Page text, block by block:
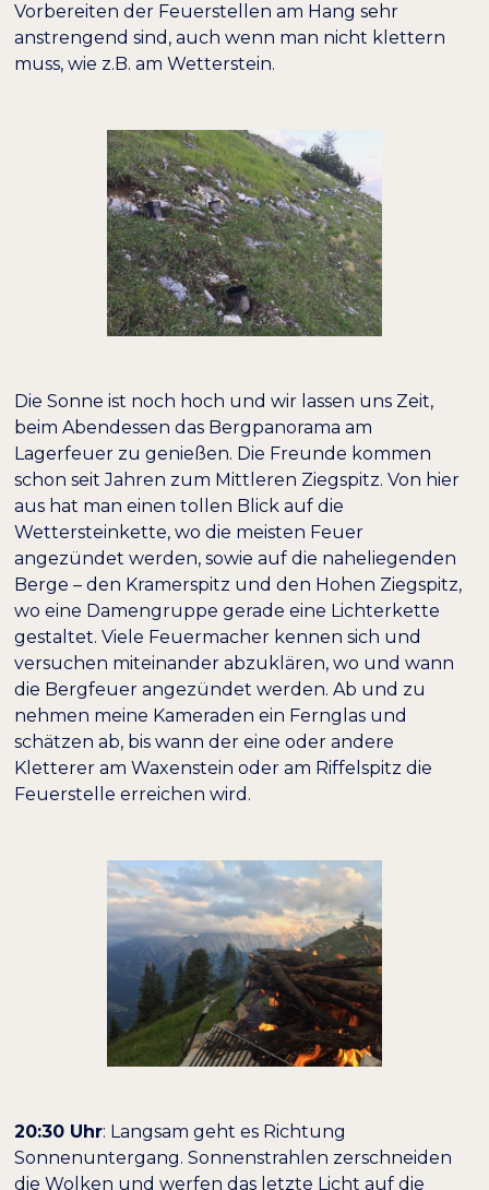
Vorbereiten der Feuerstellen am Hang sehr
anstrengend sind, auch wenn man nicht klettern
muss, wie z.B. am Wetterstein.
Die Sonne ist noch hoch und wir lassen uns Zeit,
beim Abendessen das Bergpanorama am
Lagerfeuer zu genießen. Die Freunde kommen
schon seit Jahren zum Mittleren Ziegspitz. Von hier
aus hat man einen tollen Blick auf die
Wettersteinkette, wo die meisten Feuer
angezündet werden, sowie auf die naheliegenden
Berge – den Kramerspitz und den Hohen Ziegspitz,
wo eine Damengruppe gerade eine Lichterkette
gestaltet. Viele Feuermacher kennen sich und
versuchen miteinander abzuklären, wo und wann
die Bergfeuer angezündet werden. Ab und zu
nehmen meine Kameraden ein Fernglas und
schätzen ab, bis wann der eine oder andere
Kletterer am Waxenstein oder am Riffelspitz die
Feuerstelle erreichen wird.
20:30 Uhr: Langsam geht es Richtung
Sonnenuntergang. Sonnenstrahlen zerschneiden
die Wolken und werfen das letzte Licht auf die